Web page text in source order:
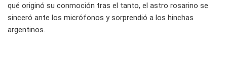
qué originó su conmoción tras el tanto, el astro rosarino se
sinceró ante los micrófonos y sorprendió a los hinchas
argentinos.